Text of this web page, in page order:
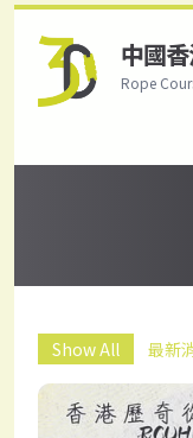
中國
Rope
Show All 最新